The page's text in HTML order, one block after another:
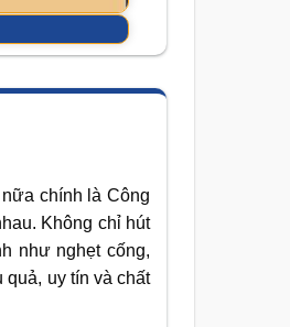
chính là Công
Không chỉ hút
như nghẹt cống,
quả, uy tín và chất